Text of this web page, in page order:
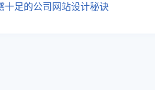
十足的公司网站设计秘诀